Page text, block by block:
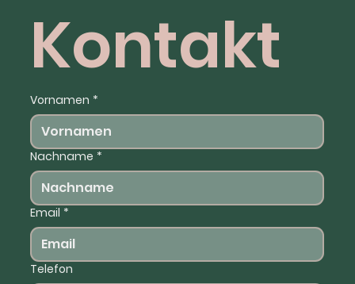
Kontakt
Vornamen *
Nachname *
Email *
Telefon